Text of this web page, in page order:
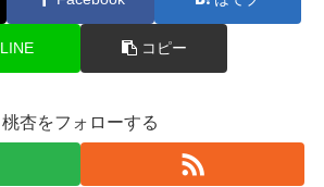
LINE コピー
桃杏をフォローする